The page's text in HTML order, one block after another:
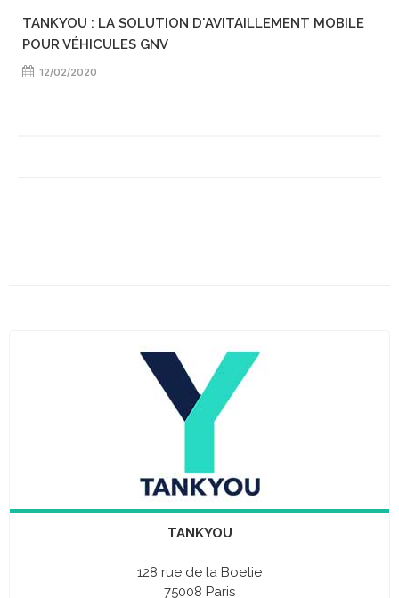
TANKYOU : LA SOLUTION D'AVITAILLEMENT MOBILE
POUR VÉHICULES GNV
12/02/2020
TANKYOU
128 rue de la Boetie
75008 Paris